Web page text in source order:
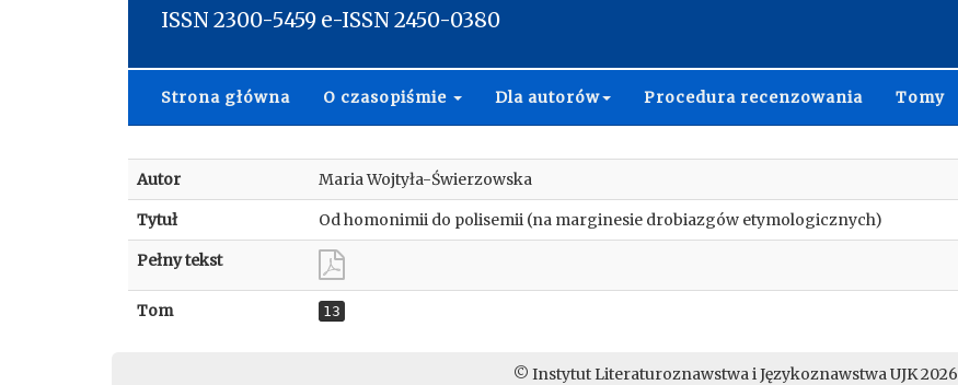
ISSN 2300-5459 e-ISSN 2450-0380
Strona główna O czasopiśmie Dla autorów Procedura recenzowania Tomy
Autor Maria Wojtyła-Świerzowska
Tytuł Od homonimii do polisemii (na marginesie drobiazgów etymologicznych)
Pełny tekst
Tom 13
© Instytut Literaturoznawstwa i Językoznawstwa UJK 2026